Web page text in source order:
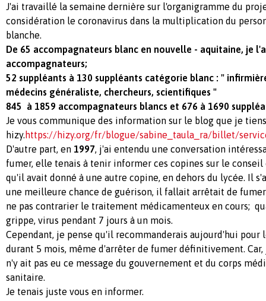
J'ai travaillé la semaine dernière sur l'organigramme du
considération le coronavirus dans la multiplication du
blanche.
De 65 accompagnateurs blanc en nouvelle - aquitaine, je
accompagnateurs;
52 suppléants à 130 suppléants catégorie blanc : "
médecins généraliste, chercheurs, scientifiques "
845 à 1859 accompagnateurs blancs et 676 à 1690
Je vous communique des information sur le blog que je
hizy. https://hizy.org/fr/blogue/sabine_taula_ra/billet/
D'autre part, en 1997, j'ai entendu une conversation
fumer, elle tenais à tenir informer ces copines sur le
qu'il avait donné à une autre copine, en dehors du lycée. Il
une meilleure chance de guérison, il fallait arrêtait de
ne pas contrarier le traitement médicamenteux en cours;
grippe, virus pendant 7 jours à un mois.
Cependant, je pense qu'il recommanderais aujourd'hui pour
durant 5 mois, même d'arrêter de fumer définitivement.
n'y ait pas eu ce message du gouvernement et du corps
sanitaire.
Je tenais juste vous en informer.